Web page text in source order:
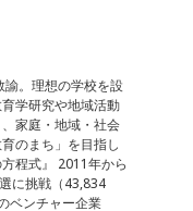
。理想の学校を設
学研究や地域活動
家庭・地域・社会
のまち」を目指し
程式』 2011年から
に挑戦（43,834
ベンチャー企業